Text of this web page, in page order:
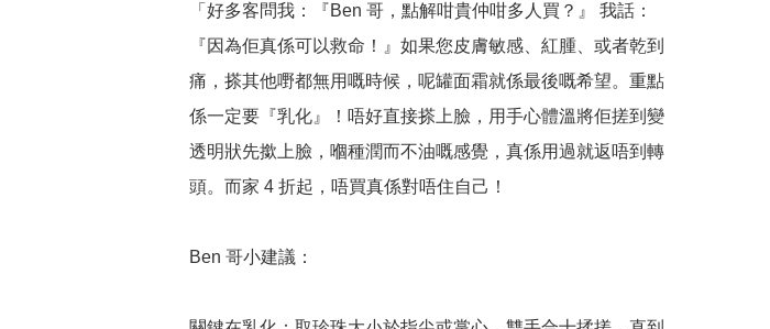
「好多客問我：『Ben 哥，點解咁貴仲咁多人買？』 我話：
『因為佢真係可以救命！』如果您皮膚敏感、紅腫、或者乾到
痛，搽其他嘢都無用嘅時候，呢罐面霜就係最後嘅希望。重點
係一定要『乳化』！唔好直接搽上臉，用手心體溫將佢搓到變
透明狀先撳上臉，嗰種潤而不油嘅感覺，真係用過就返唔到轉
頭。而家 4 折起，唔買真係對唔住自己！
Ben 哥小建議：